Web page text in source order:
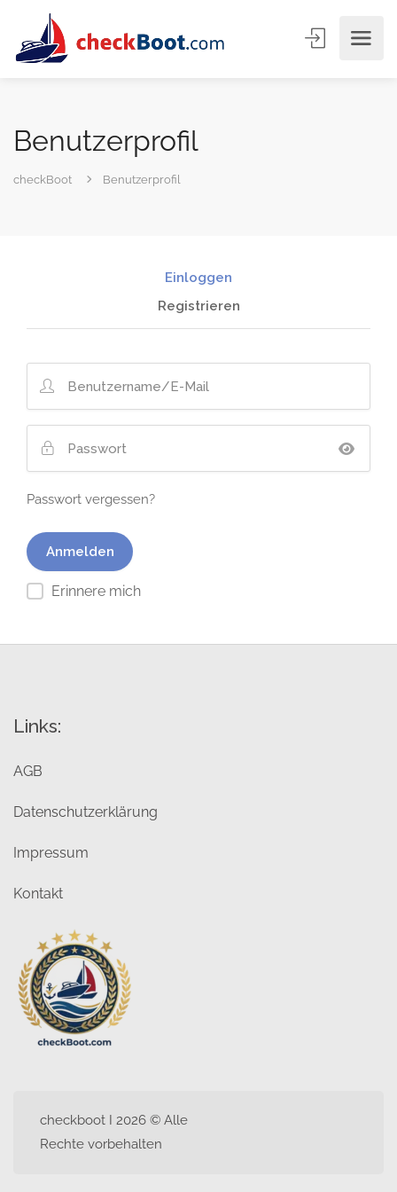
Benutzerprofil
checkBoot Benutzerprofil
Einloggen
Registrieren
Passwort vergessen?
Erinnere mich
Links:
AGB
Datenschutzerklärung
Impressum
Kontakt
checkboot I 2026 © Alle
Rechte vorbehalten